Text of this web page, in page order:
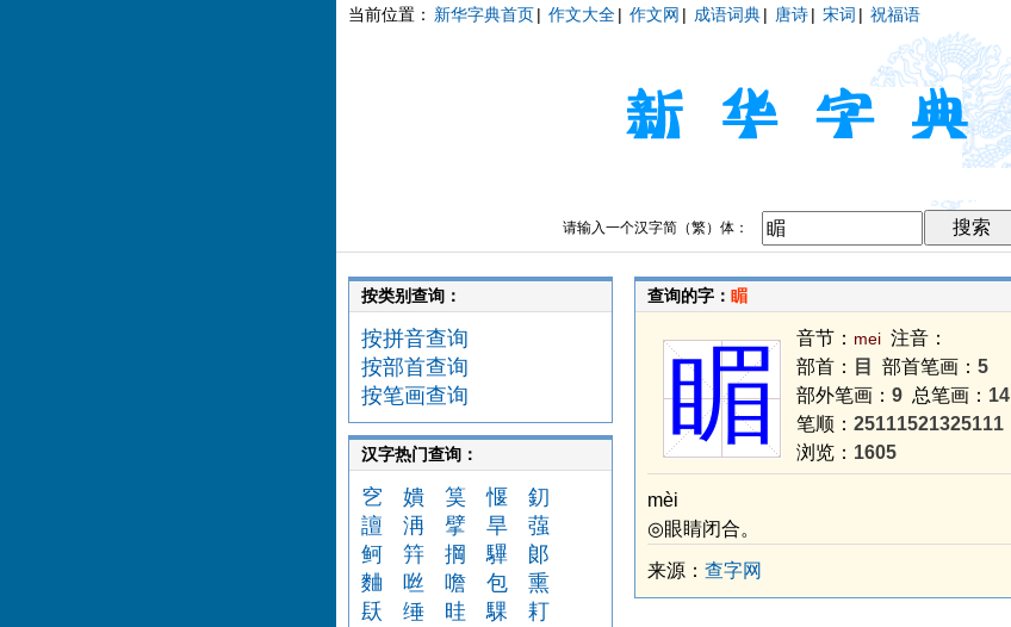
当前位置： 新华字典首页| 作文大全| 作文网 | 成语词典| 唐诗| 宋词 | 祝福语
请输入一个汉字简（繁）体：
按类别查询：
按拼音查询
按部首查询
按笔画查询
汉字热门查询：
穵 嬇 筽 愝
釖
譠
洅 擘 旱
蔃
鲄
筓 掆 驆
郞
麯
咝 噡 包
熏
镺
缍 晆 騍
耓
查询的字： 睸
睸 音节： mei 注音：
部首：
目 部首笔画： 5
部外笔画： 9 总笔画： 14
笔顺： 25111521325111
浏览： 1605
mèi
◎眼睛闭合。
来源： 查字网